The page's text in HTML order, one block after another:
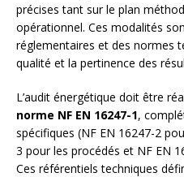
précises tant sur le plan
opérationnel. Ces modalités
réglementaires et des normes
qualité et la pertinence des
L’audit énergétique doit être
norme NF EN 16247-1,
spécifiques (NF EN 16247-2
3 pour les procédés et NF EN
Ces référentiels techniques